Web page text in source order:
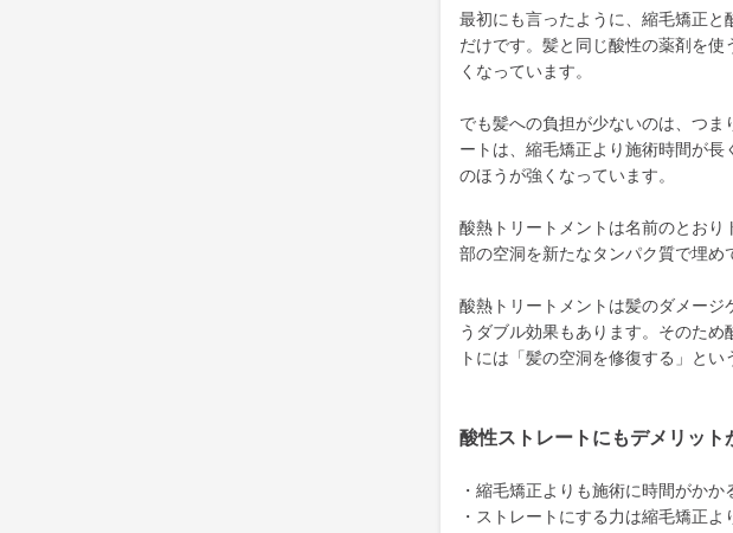
最初にも言ったように、縮毛矯正
だけです。髪と同じ酸性の薬剤を
くなっています。
でも髪への負担が少ないのは、つ
ートは、縮毛矯正より施術時間が
のほうが強くなっています。
酸熱トリートメントは名前のとお
部の空洞を新たなタンパク質で埋め
酸熱トリートメントは髪のダメー
うダブル効果もあります。そのた
トには「髪の空洞を修復する」とい
酸性ストレートにもデメリット
・縮毛矯正よりも施術に時間がかか
・ストレートにする力は縮毛矯正よ